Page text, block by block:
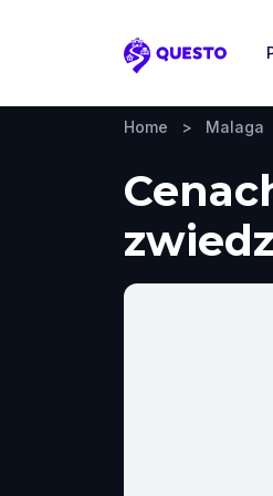
Questo
Home > Malaga